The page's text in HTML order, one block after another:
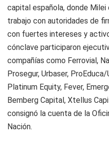
capital española, donde Milei
trabajo con autoridades de
con fuertes intereses y
cónclave participaron
compañías como Ferrovial,
Prosegur, Urbaser,
Platinum Equity, Fever,
Bemberg Capital, Xtellus
consignó la cuenta de la
Nación.